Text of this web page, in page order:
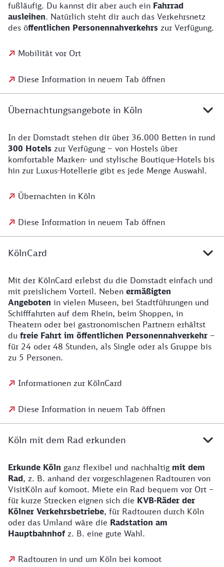
fußläufig. Du kannst dir aber auch ein Fahrrad
ausleihen. Natürlich steht dir auch das Verkehrsnetz
des öffentlichen Personennahverkehrs zur Verfügung.
Mobilität vor Ort
Diese Information in neuem Tab öffnen
Übernachtungsangebote in Köln
In der Domstadt stehen dir über 36.000 Betten in rund
300 Hotels zur Verfügung – von Hostels über
komfortable Marken- und stylische Boutique-Hotels bis
hin zur Luxus-Hotellerie gibt es jede Menge Auswahl.
Übernachten in Köln
Diese Information in neuem Tab öffnen
KölnCard
Mit der KölnCard erlebst du die Domstadt einfach und
mit preislichem Vorteil. Neben ermäßigten
Angeboten in vielen Museen, bei Stadtführungen und
Schifffahrten auf dem Rhein, beim Shoppen, in
Theatern oder bei gastronomischen Partnern erhältst
du freie Fahrt im öffentlichen Personennahverkehr –
für 24 oder 48 Stunden, als Single oder als Gruppe bis
zu 5 Personen.
Informationen zur KölnCard
Diese Information in neuem Tab öffnen
Köln mit dem Rad erkunden
Erkunde Köln ganz flexibel und nachhaltig mit dem
Rad, z. B. anhand der vorgeschlagenen Radtouren von
VisitKöln auf komoot. Miete ein Rad bequem vor Ort –
für kurze Strecken eignen sich die KVB-Räder der
Kölner Verkehrsbetriebe, für Radtouren durch Köln
oder das Umland wäre die Radstation am
Hauptbahnhof z. B. eine gute Wahl.
Radtouren in und um Köln bei komoot